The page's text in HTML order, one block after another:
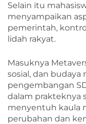
Selain itu
menyampaikan
pemerintah,
lidah rakyat.
Masuknya
sosial, dan
pengembangan
dalam prakteknya
menyentuh kaula
perubahan dan